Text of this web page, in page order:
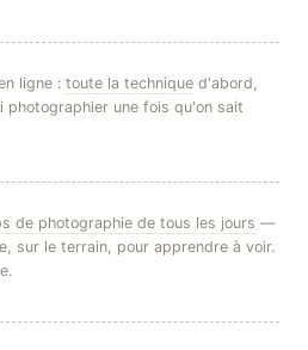
ligne : toute la technique d'abord,
une fois qu'on sait
de photographie de tous les jours —
sur le terrain, pour apprendre à voir.